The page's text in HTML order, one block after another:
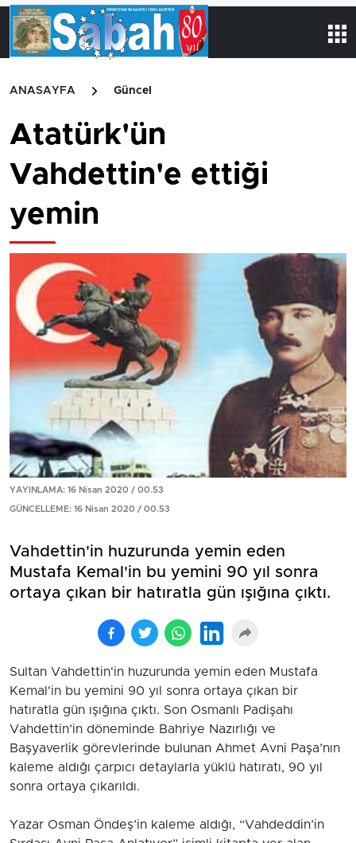
ANASAYFA Güncel
Atatürk'ün
Vahdettin'e ettiği
yemin
YAYINLAMA: 16 Nisan 2020 / 00.53
GÜNCELLEME: 16 Nisan 2020 / 00.53
Vahdettin'in huzurunda yemin eden
Mustafa Kemal'in bu yemini 90 yıl sonra
ortaya çıkan bir hatıratla gün ışığına çıktı.
Sultan Vahdettin'in huzurunda yemin eden Mustafa
Kemal'in bu yemini 90 yıl sonra ortaya çıkan bir
hatıratla gün ışığına çıktı. Son Osmanlı Padişahı
Vahdettin’in döneminde Bahriye Nazırlığı ve
Başyaverlik görevlerinde bulunan Ahmet Avni Paşa’nın
kaleme aldığı çarpıcı detaylarla yüklü hatıratı, 90 yıl
sonra ortaya çıkarıldı.
Yazar Osman Öndeş’in kaleme aldığı, “Vahdeddin’in